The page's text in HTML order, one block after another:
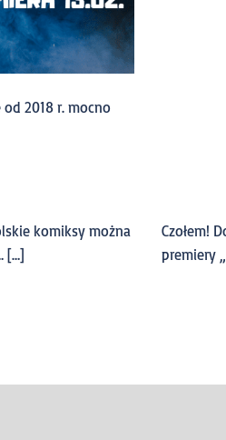
od 2018 r. mocno
komiksy można
[…]
Czołem!
premiery